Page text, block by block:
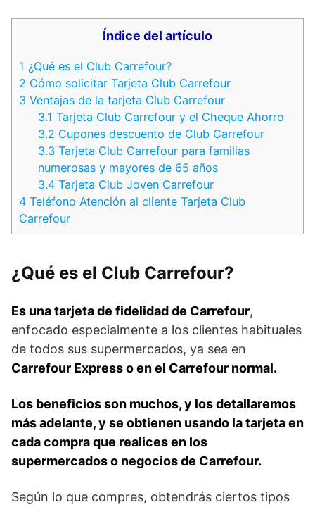
Índice del artículo
1 ¿Qué es el Club Carrefour?
2 Cómo solicitar Tarjeta Club Carrefour
3 Ventajas de la tarjeta Club Carrefour
3.1 Tarjeta Club Carrefour y el Cheque Ahorro
3.2 Cupones descuento de Club Carrefour
3.3 Tarjeta Club Carrefour para familias
numerosas y mayores de 65 años
3.4 Tarjeta Club Joven Carrefour
4 Teléfono Atención al cliente Tarjeta Club
Carrefour
¿Qué es el Club Carrefour?
Es una tarjeta de fidelidad de Carrefour,
enfocado especialmente a los clientes habituales
de todos sus supermercados, ya sea en
Carrefour Express o en el Carrefour normal.
Los beneficios son muchos, y los detallaremos
más adelante, y se obtienen usando la tarjeta en
cada compra que realices en los
supermercados o negocios de Carrefour.
Según lo que compres, obtendrás ciertos tipos